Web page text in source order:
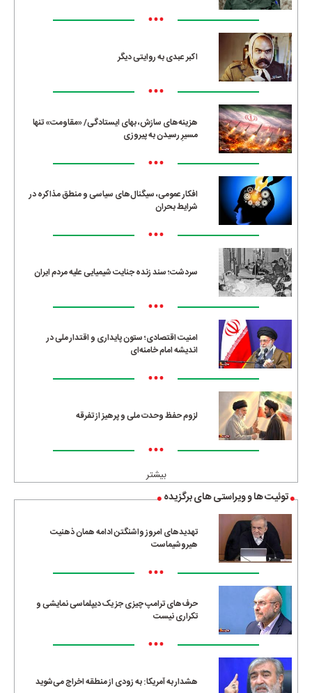
•••
اکبر عبدی به روایتی دیگر
•••
هزینه‌های سازش، بهای ایستادگی/ «مقاومت» تنها
مسیرِ رسیدن به پیروزی
•••
افکار عمومی، سیگنال‌های سیاسی و منطق مذاکره در
شرایط بحران
•••
سردشت؛ سند زنده جنایت شیمیایی علیه مردم ایران
•••
امنیت اقتصادی؛ ستون پایداری و اقتدار ملی در
اندیشه امام خامنه‌ای
•••
لزوم حفظ وحدت ملی و پرهیز از تفرقه
•••
بیشتر
توئیت ها و ویراستی های برگزیده
تهدیدهای امروز واشنگتن ادامه همان ذهنیت
هیروشیماست
•••
حرف‌های ترامپ چیزی جز یک دیپلماسی نمایشی و
تکراری نیست
•••
هشدار به آمریکا: به زودی از منطقه اخراج می‌شوید